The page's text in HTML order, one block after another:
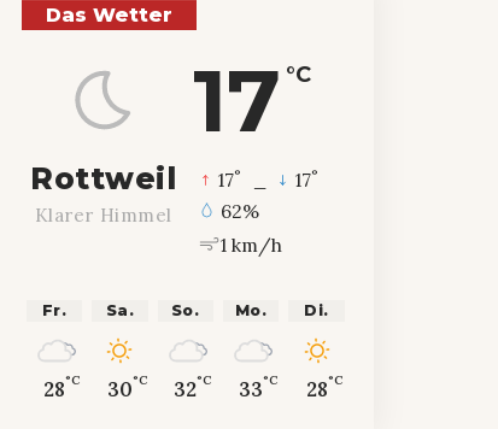
Das Wetter
17 °C
Rottweil
Klarer Himmel
17° 17°
62%
1 km/h
Fr.
28°C
Sa.
30°C
So.
32°C
Mo.
33°C
Di.
28°C